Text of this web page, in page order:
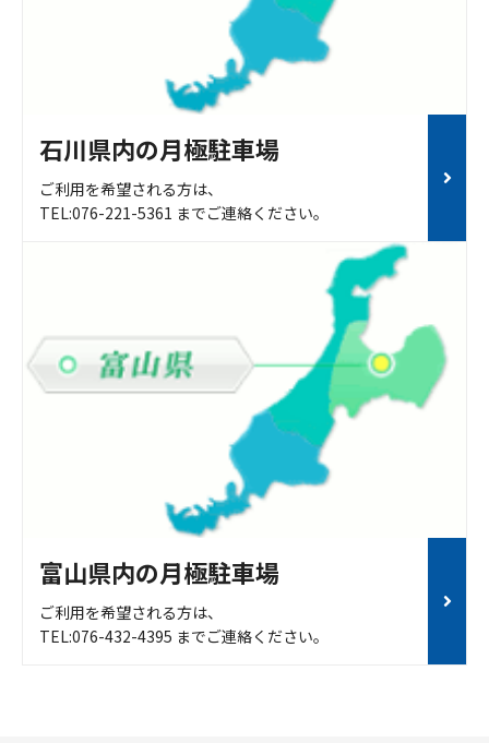
石川県内の月極駐車場
ご利用を希望される方は、
TEL:076-221-5361 までご連絡ください。
富山県内の月極駐車場
ご利用を希望される方は、
TEL:076-432-4395 までご連絡ください。